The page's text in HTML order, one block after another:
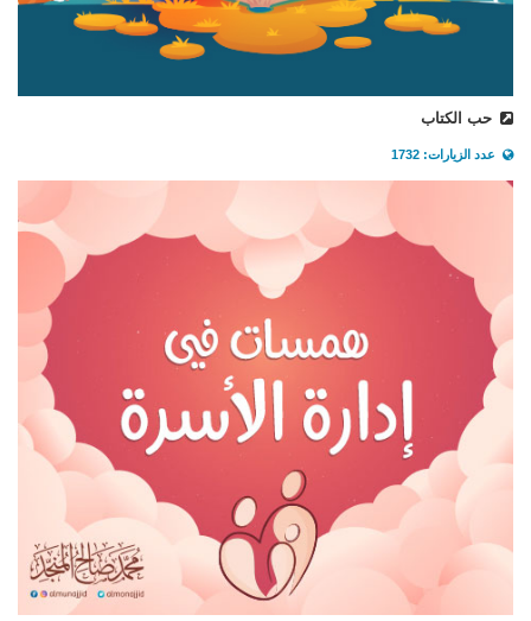
حب الكتاب
عدد الزيارات: 1732